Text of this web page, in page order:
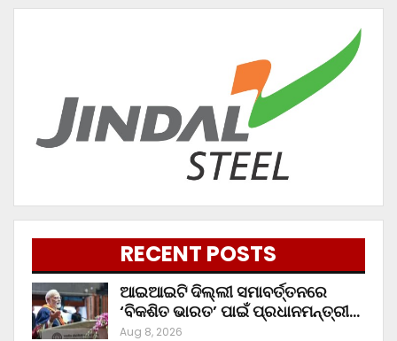
RECENT POSTS
ଆଇଆଇଟି ଦିଲ୍ଲୀ ସମାବର୍ତ୍ତନରେ
‘ବିକଶିତ ଭାରତ’ ପାଇଁ ପ୍ରଧାନମନ୍ତ୍ରୀ…
Aug 8, 2026